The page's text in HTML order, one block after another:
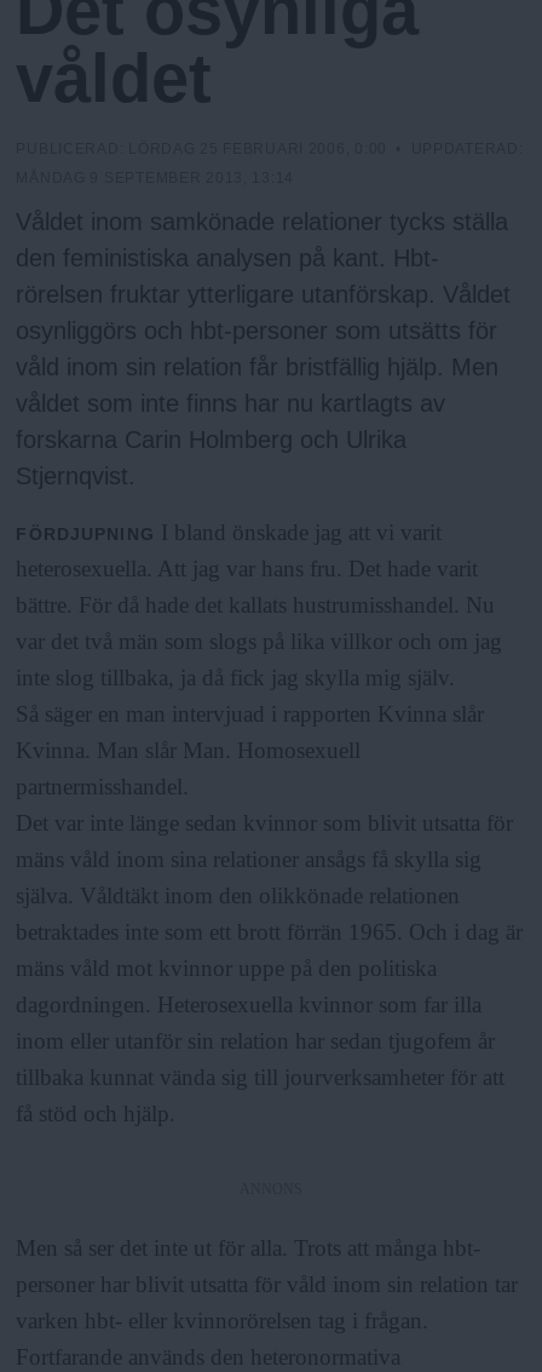
h
o
m
s
F
r
i
a
n
y
I
N
våldet
Våldet inom samkönade relationer tycks ställa
den feministiska analysen på kant. Hbt-
rörelsen fruktar ytterligare utanförskap. Våldet
osynliggörs och hbt-personer som utsätts för
våld inom sin relation får bristfällig hjälp. Men
våldet som inte finns har nu kartlagts av
forskarna Carin Holmberg och Ulrika
Stjernqvist.
FÖRDJUPNING I bland önskade jag att vi varit
heterosexuella. Att jag var hans fru. Det hade varit
bättre. För då hade det kallats hustrumisshandel. Nu
var det två män som slogs på lika villkor och om jag
inte slog tillbaka, ja då fick jag skylla mig själv.
Så säger en man intervjuad i rapporten Kvinna slår
Kvinna. Man slår Man. Homosexuell
partnermisshandel.
Det var inte länge sedan kvinnor som blivit utsatta för
mäns våld inom sina relationer ansågs få skylla sig
själva. Våldtäkt inom den olikkönade relationen
betraktades inte som ett brott förrän 1965. Och i dag är
mäns våld mot kvinnor uppe på den politiska
dagordningen. Heterosexuella kvinnor som far illa
inom eller utanför sin relation har sedan tjugofem år
tillbaka kunnat vända sig till jourverksamheter för att
få stöd och hjälp.
Men så ser det inte ut för alla. Trots att många hbt-
personer har blivit utsatta för våld inom sin relation tar
varken hbt- eller kvinnorörelsen tag i frågan.
Fortfarande används den heteronormativa